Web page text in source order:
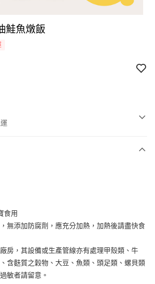
鮭魚燉飯
食用
無添加防腐劑，應充分加熱，加熱後請盡快食
房，其設備或生產管線亦有處理甲殼類、牛
含麩質之穀物、大豆、魚類、頭足類、螺貝類
敏者請留意。